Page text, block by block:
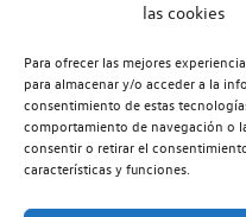
las cookies
Para ofrecer las mejores
para almacenar y/o acceder a la
consentimiento de estas
comportamiento de navegación o
consentir o retirar el
características y funciones.
Avenida de Navarra 135, Zaragoza
Taller:976 300 563
Recambios:976 300 564